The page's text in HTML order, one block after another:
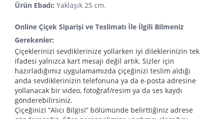
Ürün Ebadı: Yaklaşık 25 cm.
Online Çiçek Siparişi ve Teslimatı İle İlgili Bilmeniz
Gerekenler:
Çiçeklerinizi sevdiklerinize yollarken iyi dileklerinizin tek
ifadesi yalnızca kart mesajı değil artık. Sizler için
hazırladığımız uygulamamızda çiçeğinizi teslim aldığı
anda sevdiklerinizin telefonuna ya da e-posta adresine
yollanacak bir video, fotoğraf/resim ya da ses kaydı
gönderebilirsiniz.
Çiçeğinizi “Alıcı Bilgisi” bölümünde belirttiğiniz adrese